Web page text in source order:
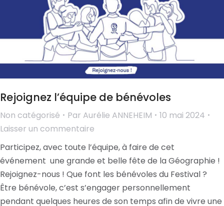
Rejoignez l’équipe de bénévoles
Non catégorisé Par Aurélie ANNEHEIM
10 mai 2024
Laisser un commentaire
Participez, avec toute l’équipe, à faire de cet
événement une grande et belle fête de la Géographie !
Rejoignez-nous ! Que font les bénévoles du Festival ?
Être bénévole, c’est s’engager personnellement
pendant quelques heures de son temps afin de vivre une